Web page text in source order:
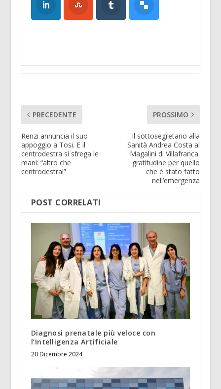
PRECEDENTE
Renzi annuncia il suo
appoggio a Tosi. E il
centrodestra si sfrega le
mani: “altro che
centrodestra!”
PROSSIMO
Il sottosegretario alla
Sanità Andrea Costa al
Magalini di Villafranca:
gratitudine per quello
che è stato fatto
nell’emergenza
POST CORRELATI
Diagnosi prenatale più veloce con
l’Intelligenza Artificiale
20 Dicembre 2024